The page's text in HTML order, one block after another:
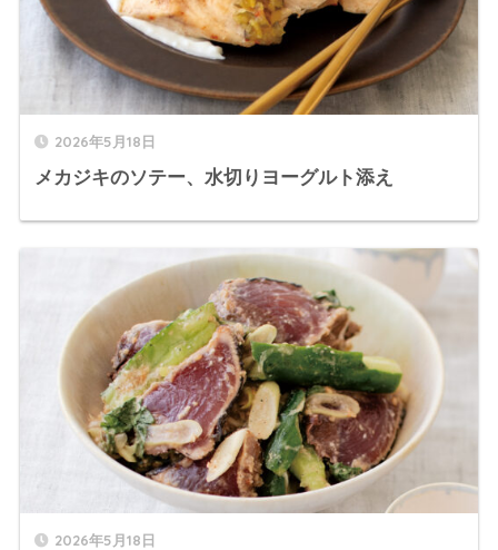
2026年5月18日
メカジキのソテー、水切りヨーグルト添え
2026年5月18日